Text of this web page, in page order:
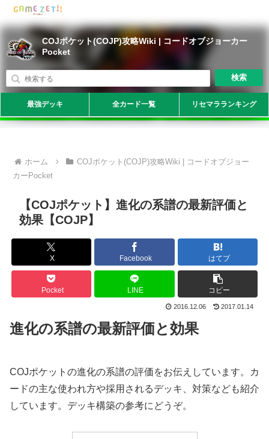
COJポケット(COJP)攻略Wiki | コードオブジョーカー
Pocket
検索
最強デッキ 全カード一覧 リセマラランキング
ホーム
COJポケット(COJP)攻略Wiki | コードオブジョー
カーPocket
【COJポケット】進化の系譜の最新評価と
効果【COJP】
X Facebook はてブ
Pocket LINE コピー
2016.12.06 2017.01.14
進化の系譜の最新評価と効果
COJポケットの進化の系譜の評価をお伝えしています。カ
ードの主な使われ方や採用されるデッキ、対策なども紹介
しています。デッキ構築の参考にどうぞ。